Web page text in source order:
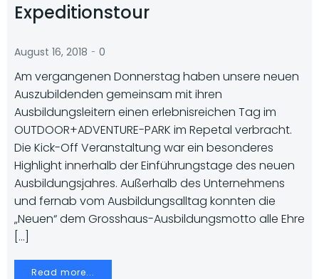
Expeditionstour
August 16, 2018 - 0
Am vergangenen Donnerstag haben unsere neuen
Auszubildenden gemeinsam mit ihren
Ausbildungsleitern einen erlebnisreichen Tag im
OUTDOOR+ADVENTURE-PARK im Repetal verbracht.
Die Kick-Off Veranstaltung war ein besonderes
Highlight innerhalb der Einführungstage des neuen
Ausbildungsjahres. Außerhalb des Unternehmens
und fernab vom Ausbildungsalltag konnten die
„Neuen“ dem Grosshaus-Ausbildungsmotto alle Ehre
[…]
Read more...